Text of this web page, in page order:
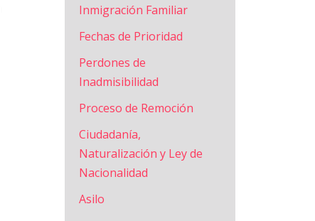
Inmigración Familiar
Fechas de Prioridad
Perdones de
Inadmisibilidad
Proceso de Remoción
Ciudadanía,
Naturalización y Ley de
Nacionalidad
Asilo